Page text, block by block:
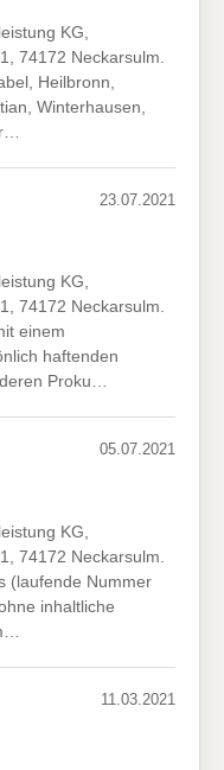
KG,
74172 Neckarsulm.
Heilbronn,
Winterhausen,
23.07.2021
KG,
74172 Neckarsulm.
einem
haftenden
Proku…
05.07.2021
KG,
74172 Neckarsulm.
(laufende Nummer
inhaltliche
11.03.2021